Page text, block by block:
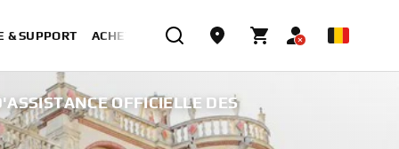
& SUPPORT ACHETER MAINTENANT
OFFICIELLE DES